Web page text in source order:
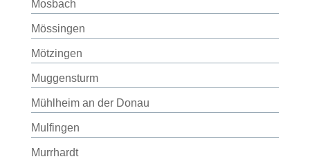
Mosbach
Mössingen
Mötzingen
Muggensturm
Mühlheim an der Donau
Mulfingen
Murrhardt